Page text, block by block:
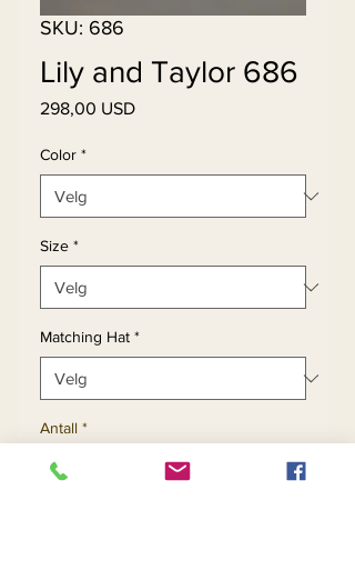
SKU: 686
Lily and Taylor 686
298,00 USDPris
Color *
Size *
Matching Hat *
Antall *